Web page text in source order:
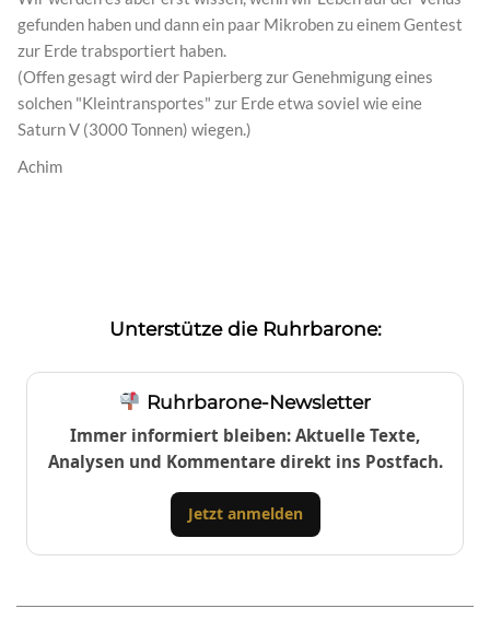
gefunden haben und dann ein paar Mikroben zu einem Gentest
zur Erde trabsportiert haben.
(Offen gesagt wird der Papierberg zur Genehmigung eines
solchen "Kleintransportes" zur Erde etwa soviel wie eine
Saturn V (3000 Tonnen) wiegen.)
Achim
Unterstütze die Ruhrbarone:
Ruhrbarone-Newsletter
Immer informiert bleiben: Aktuelle Texte,
Analysen und Kommentare direkt ins Postfach.
Jetzt anmelden